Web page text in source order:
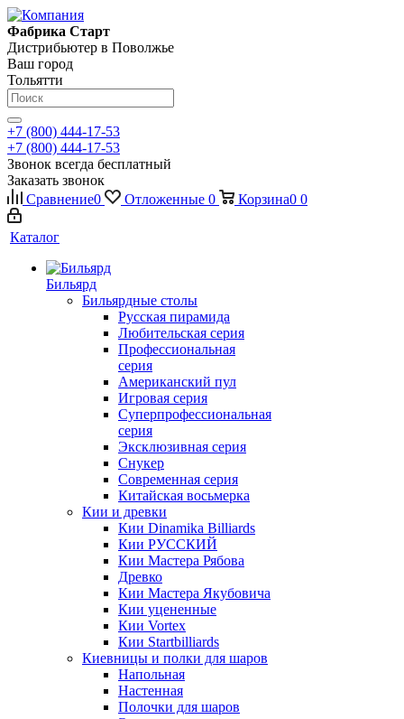
Фабрика Старт
Дистрибьютер в Поволжье
Ваш город
Тольятти
+7 (800) 444-17-53
+7 (800) 444-17-53
Звонок всегда бесплатный
Заказать звонок
Сравнение0 Отложенные 0 Корзина0 0
Каталог
Бильярд
Бильярдные столы
Русская пирамида
Любительская серия
Профессиональная
серия
Американский пул
Игровая серия
Суперпрофессиональная
серия
Эксклюзивная серия
Снукер
Современная серия
Китайская восьмерка
Кии и древки
Кии Dinamika Billiards
Кии РУССКИЙ
Кии Мастера Рябова
Древко
Кии Мастера Якубовича
Кии уцененные
Кии Vortex
Кии Startbilliards
Киевницы и полки для шаров
Напольная
Настенная
Полочки для шаров